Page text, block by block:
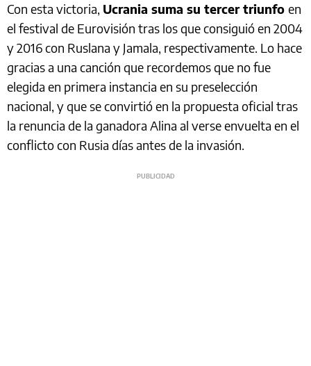
Con esta victoria, Ucrania suma su tercer triunfo en
el festival de Eurovisión tras los que consiguió en 2004
y 2016 con Ruslana y Jamala, respectivamente. Lo hace
gracias a una canción que recordemos que no fue
elegida en primera instancia en su preselección
nacional, y que se convirtió en la propuesta oficial tras
la renuncia de la ganadora Alina al verse envuelta en el
conflicto con Rusia días antes de la invasión.